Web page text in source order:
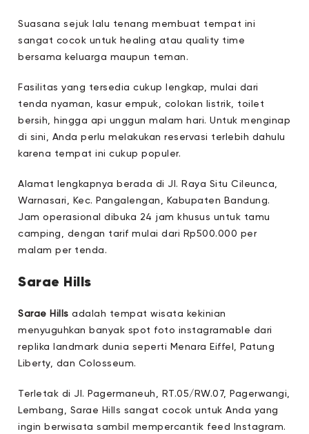
Suasana sejuk lalu tenang membuat tempat ini
sangat cocok untuk healing atau quality time
bersama keluarga maupun teman.
Fasilitas yang tersedia cukup lengkap, mulai dari
tenda nyaman, kasur empuk, colokan listrik, toilet
bersih, hingga api unggun malam hari. Untuk menginap
di sini, Anda perlu melakukan reservasi terlebih dahulu
karena tempat ini cukup populer.
Alamat lengkapnya berada di Jl. Raya Situ Cileunca,
Warnasari, Kec. Pangalengan, Kabupaten Bandung.
Jam operasional dibuka 24 jam khusus untuk tamu
camping, dengan tarif mulai dari Rp500.000 per
malam per tenda.
Sarae Hills
Sarae Hills adalah tempat wisata kekinian
menyuguhkan banyak spot foto instagramable dari
replika landmark dunia seperti Menara Eiffel, Patung
Liberty, dan Colosseum.
Terletak di Jl. Pagermaneuh, RT.05/RW.07, Pagerwangi,
Lembang, Sarae Hills sangat cocok untuk Anda yang
ingin berwisata sambil mempercantik feed Instagram.